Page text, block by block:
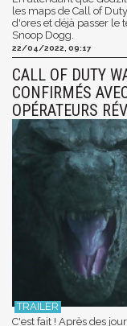
les maps de Call of
d'ores et déjà passer le
Snoop Dogg.
22/04/2022, 09:17
CALL OF DUTY
CONFIRMÉS
OPÉRATEURS
C'est fait ! Après des